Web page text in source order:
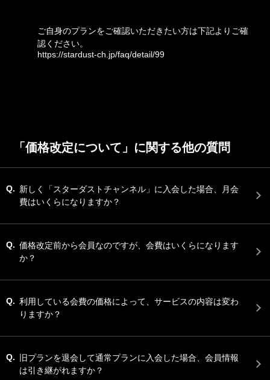
ご自身のプランをご確認いただきたい方は下記よりご確
認ください。
https://stardust-ch.jp/faq/detail/99
「価格改定について」に関する他の質問
Q. 新しく「スターダストチャンネル」に入会した場合、月会
費はいくらになりますか？
Q. 価格改定前から会員なのですが、会費はいくらになります
か？
Q. 利用している会費の価格によって、サービスの内容は変わ
りますか？
Q.
旧プランを退会して通常プランに入会した場合、会員情報
は引き継がれますか？